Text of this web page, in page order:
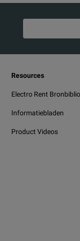
Resources
Electro Rent
Informatiebladen
Product Videos